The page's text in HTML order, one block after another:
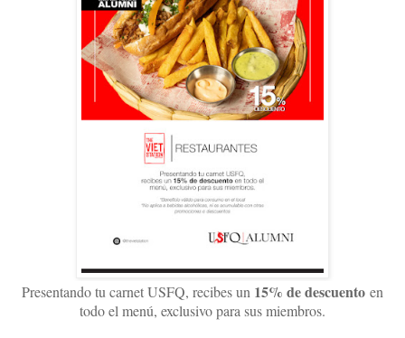
Presentando tu carnet USFQ, recibes un 15% de descuento en
todo el menú, exclusivo para sus miembros.